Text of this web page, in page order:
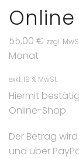
55,00 € zzgl.
Monat
exkl. 19 % MwSt.
Hiermit
Online-Shop.
Der Betrag
und über